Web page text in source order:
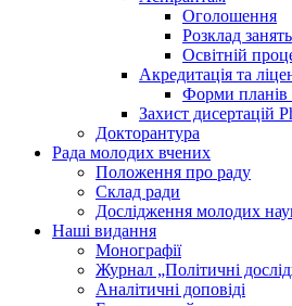
Оголошення
Розклад занять
Освітній
Акредитація та
Форми планів
Захист дисертацій
Докторантура
Рада молодих вчених
Положення про раду
Склад ради
Дослідження молодих
Наші видання
Монографії
Журнал „Політичні
Аналітичні доповіді